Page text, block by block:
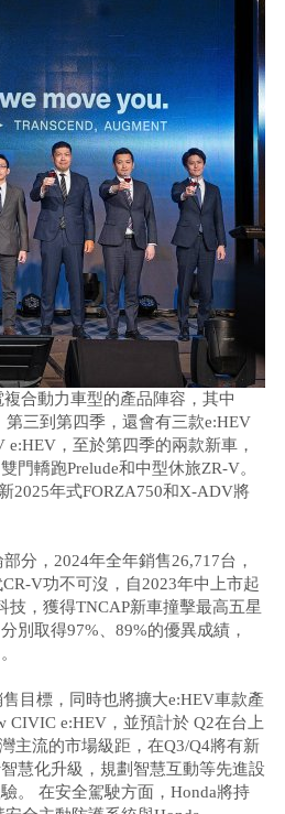
合動力車型的產品陣容，其中
三到第四季，還會有三款e:HEV
，至於第四季的兩款新車，
門轎跑Prelude和中型休旅ZR-V。
2025年式FORZA750和X-ADV將
分，2024年全年銷售26,717台，
V功不可沒，自2023年中上市起
，獲得TNCAP新車撞擊最高五星
別取得97%、89%的優異成績，
目標，同時也將擴大e:HEV車款產
e:HEV，並預計於 Q2在台上
主流的市場級距，在Q3/Q4將有新
慧化升級，規劃智慧互動等先進設
。 在安全駕駛方面，Honda將持